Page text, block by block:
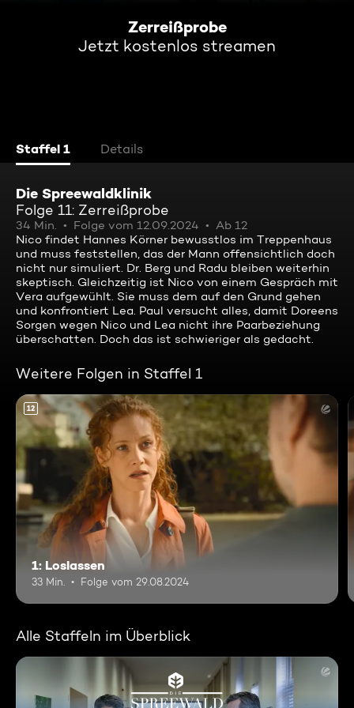
Zerreißprobe
Jetzt kostenlos streamen
Staffel 1 Details
Die Spreewaldklinik
Folge 11: Zerreißprobe
34 Min. Folge vom 12.09.2024
Ab 12
Nico findet Hannes Körner bewusstlos im Treppenhaus
und muss feststellen, das der Mann offensichtlich doch
nicht nur simuliert. Dr. Berg und Radu bleiben weiterhin
skeptisch. Gleichzeitig ist Nico von einem Gespräch mit
Vera aufgewühlt. Sie muss dem auf den Grund gehen
und konfrontiert Lea. Paul versucht alles, damit Doreens
Sorgen wegen Nico und Lea nicht ihre Paarbeziehung
überschatten. Doch das ist schwieriger als gedacht.
Weitere Folgen in Staffel 1
12
1: Loslassen
33 Min. Folge vom 29.08.2024
Alle Staffeln im Überblick